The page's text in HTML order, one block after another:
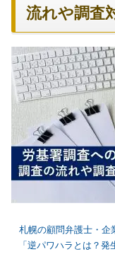
流れや調査
札幌の顧問弁護士・企
「逆パワハラとは？発